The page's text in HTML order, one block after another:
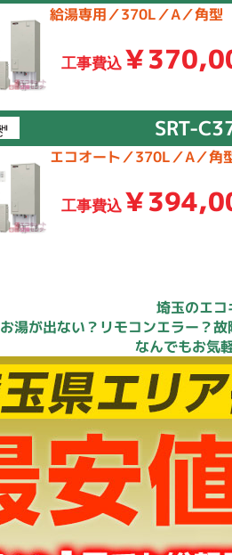
給湯専用／370L／A／角型
工事費込￥
SRT-
エコオート／370L／A／角
工事費込￥
埼玉のエコ
お湯が出ない？リモコンエラー？
なんでもお気